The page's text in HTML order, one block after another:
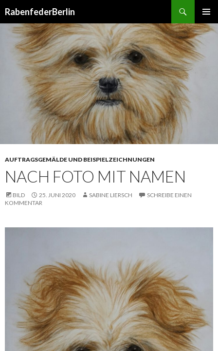
RabenfederBerlin
MENÜ
ZUM
INHALT
AUFTRAGSGEMÄLDE UND BEISPIELZEICHNUNGEN
NACH FOTO MIT NAMEN
BILD 25. JUNI 2020 SABINE LIERSCH
SCHREIBE EINEN
KOMMENTAR